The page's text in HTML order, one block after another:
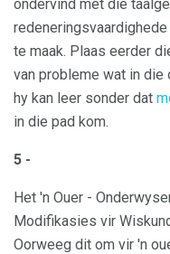
ondervind met die
te maak. Plaas eerder
van probleme wat in
hy kan leer sonder dat
in die pad kom.
5 -
Het 'n Ouer -
Modifikasies vir
Oorweeg dit om vir 'n